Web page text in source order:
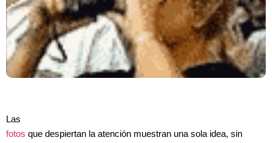
Las
fotos que despiertan la atención muestran una sola idea, sin